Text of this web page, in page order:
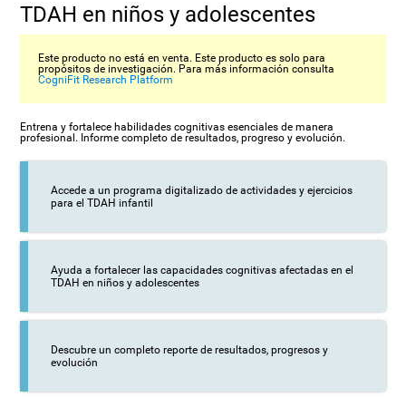
TDAH en niños y adolescentes
Este producto no está en venta. Este producto es solo para
propósitos de investigación. Para más información consulta
CogniFit Research Platform
Entrena y fortalece habilidades cognitivas esenciales de manera
profesional. Informe completo de resultados, progreso y evolución.
Accede a un programa digitalizado de actividades y ejercicios
para el TDAH infantil
Ayuda a fortalecer las capacidades cognitivas afectadas en el
TDAH en niños y adolescentes
Descubre un completo reporte de resultados, progresos y
evolución